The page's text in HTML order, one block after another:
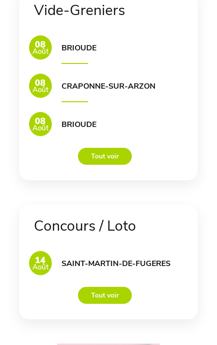
Vide-Greniers
08
Août BRIOUDE
08
Août CRAPONNE-SUR-ARZON
08
Août BRIOUDE
Tout voir
Concours / Loto
14
Août SAINT-MARTIN-DE-FUGERES
Tout voir